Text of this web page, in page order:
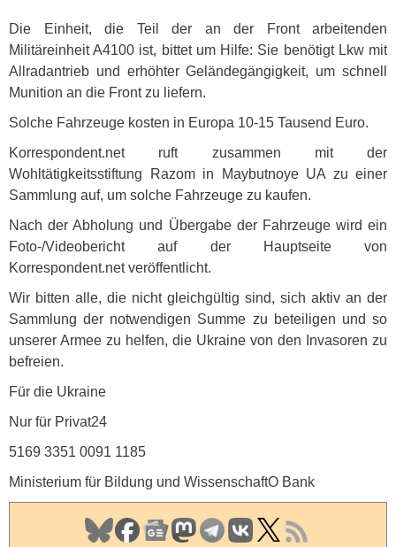
Die Einheit, die Teil der an der Front arbeitenden
Militäreinheit A4100 ist, bittet um Hilfe: Sie benötigt Lkw mit
Allradantrieb und erhöhter Geländegängigkeit, um schnell
Munition an die Front zu liefern.
Solche Fahrzeuge kosten in Europa 10-15 Tausend Euro.
Korrespondent.net ruft zusammen mit der
Wohltätigkeitsstiftung Razom in Maybutnoye UA zu einer
Sammlung auf, um solche Fahrzeuge zu kaufen.
Nach der Abholung und Übergabe der Fahrzeuge wird ein
Foto-/Videobericht auf der Hauptseite von
Korrespondent.net veröffentlicht.
Wir bitten alle, die nicht gleichgültig sind, sich aktiv an der
Sammlung der notwendigen Summe zu beteiligen und so
unserer Armee zu helfen, die Ukraine von den Invasoren zu
befreien.
Für die Ukraine
Nur für Privat24
5169 3351 0091 1185
Ministerium für Bildung und WissenschaftO Bank